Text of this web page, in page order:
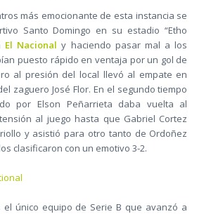
más emocionante de esta instancia se
Santo Domingo en su estadio “Etho
El Nacional y haciendo pasar mal a los
puesto rápido en ventaja por un gol de
al presión del local llevó al empate en
zaguero José Flor. En el segundo tiempo
por Elson Peñarrieta daba vuelta al
al juego hasta que Gabriel Cortez
y asistió para otro tanto de Ordoñez
clasificaron con un emotivo 3-2.
único equipo de Serie B que avanzó a